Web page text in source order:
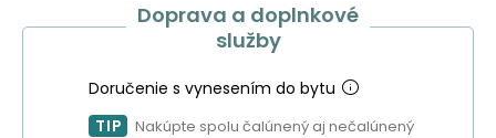
Doprava a doplnkové
služby
Doručenie s vynesením do bytu
TIP
Nakúpte spolu čalúnený aj nečalúnený